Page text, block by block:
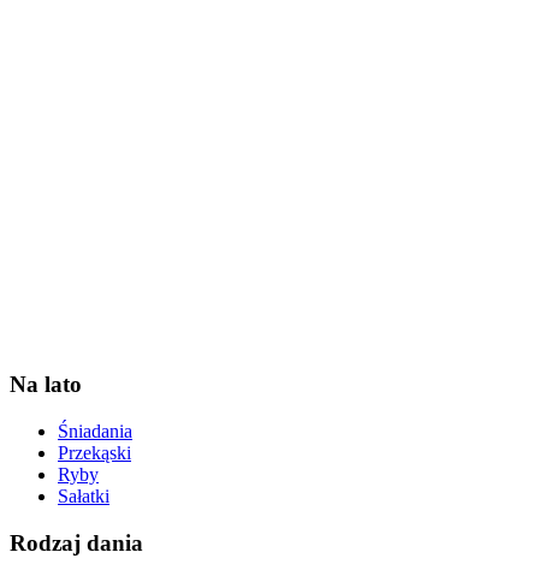
Na lato
Śniadania
Przekąski
Ryby
Sałatki
Rodzaj dania